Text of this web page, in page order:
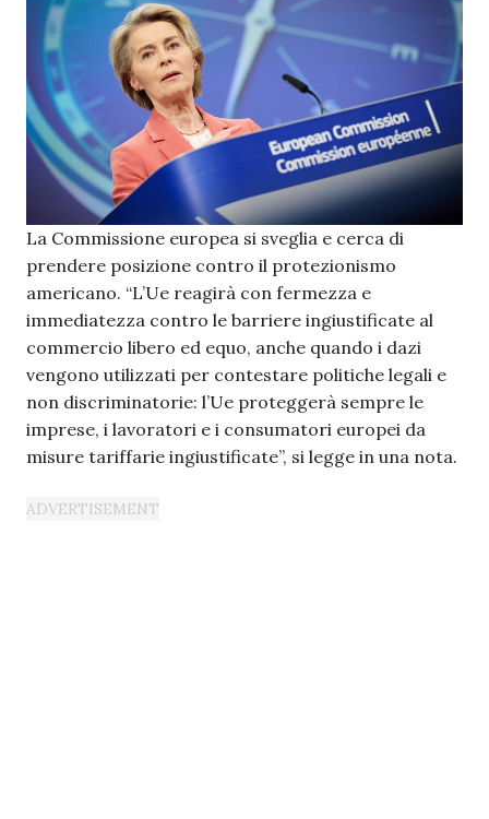
La Commissione europea si sveglia e cerca di
prendere posizione contro il protezionismo
americano. “L’Ue reagirà con fermezza e
immediatezza contro le barriere ingiustificate al
commercio libero ed equo, anche quando i dazi
vengono utilizzati per contestare politiche legali e
non discriminatorie: l’Ue proteggerà sempre le
imprese, i lavoratori e i consumatori europei da
misure tariffarie ingiustificate”, si legge in una nota.